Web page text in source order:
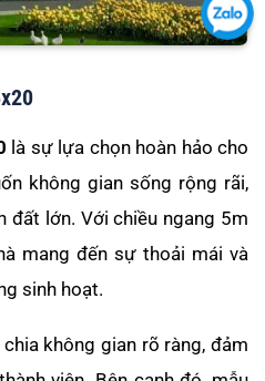
là sự lựa chọn hoàn hảo cho
không gian sống rộng rãi,
đất lớn. Với chiều ngang 5m
mang đến sự thoải mái và
sinh hoạt.
không gian rõ ràng, đảm
tôi
Chát
qua
Zalo